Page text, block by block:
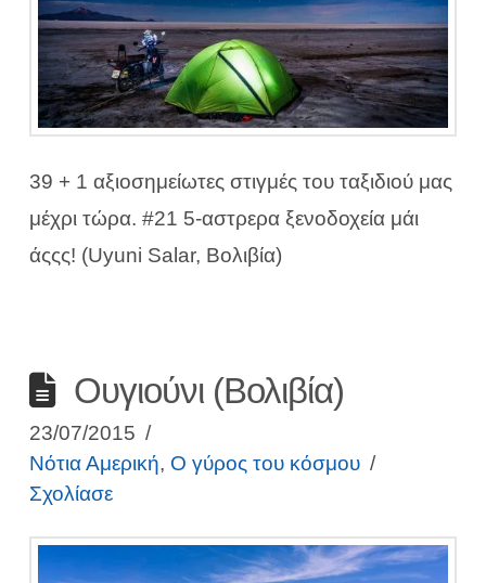
39 + 1 αξιοσημείωτες στιγμές του ταξιδιού μας
μέχρι τώρα. #21 5-αστρερα ξενοδοχεία μάι
άςςς! (Uyuni Salar, Βολιβία)
Ουγιούνι (Βολιβία)
23/07/2015
Νότια Αμερική, Ο γύρος του κόσμου
Σχολίασε